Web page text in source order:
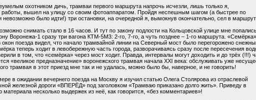
охотником дичь, трамваи первого маршрута напрочь исчезли, лишь только я,
работы, вышел на улицу со своим фотоаппаратом. Пройдя неспешным шагом (а быстрее по
невозможно было идти!) три остановки, на очередной я, вымокнув окончательно, сел в
снимать стало в 16 часов. И тут по закону подлости на Кольцовской улице мне
Воронежа-1 сразу три вагона КТМ-5М3: 2-го, 7-го, а чуть позднее – 1-го маршрута.
окон поезда видел, что начало трамвайной линии на Северный мост было перегорожено
теперь ходит в левобережную часть города, разворачиваясь сразу после пересечения
в том, что «семёрка» через мост ходит. Правда, интервалы могут доходить и до трёх (!!!)
«великое предназначение» воронежского трамвая начала XXI века: обслуживать уже
трамвая в этот приезд мне так и не удалась, можно было бы, наверное, и не говорить!
в ожидании вечернего поезда на Москву я изучил статью Олега Столярова из отраслевой
железной дороги «ВПЕРЁД» под заголовком «Трамваю приказано долго жить». Приведу в
материала несколько выдержек из неё, как говорится, «без комментариев»!